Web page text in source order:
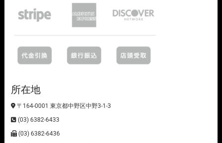
所在地
〒164-0001 東京都中野区中野3-1-3
(03) 6382-6433
(03) 6382-6436